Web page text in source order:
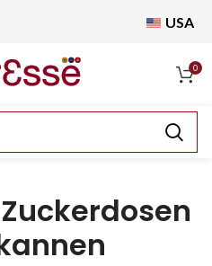
USA
0